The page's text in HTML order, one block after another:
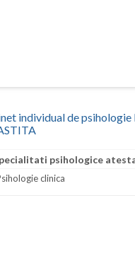
individual de
psihologice
clinica